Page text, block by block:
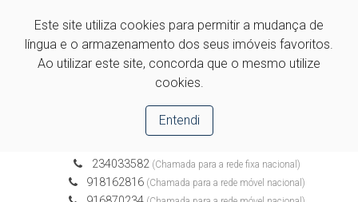
Este site utiliza cookies para permitir a mudança de
língua e o armazenamento dos seus imóveis favoritos.
Ao utilizar este site, concorda que o mesmo utilize
cookies.
Entendi
234033582(Chamada para a rede fixa nacional)
918162816 (Chamada para a rede móvel nacional)